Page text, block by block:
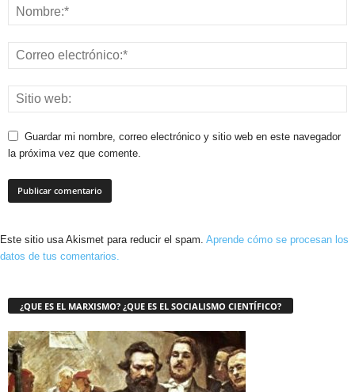
Guardar mi nombre, correo electrónico y sitio web en este navegador
la próxima vez que comente.
Este sitio usa Akismet para reducir el spam. Aprende cómo se procesan los
datos de tus comentarios.
¿QUE ES EL MARXISMO? ¿QUE ES EL SOCIALISMO CIENTÍFICO?